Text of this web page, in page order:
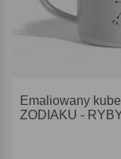
Emaliowany
ZODIAKU -